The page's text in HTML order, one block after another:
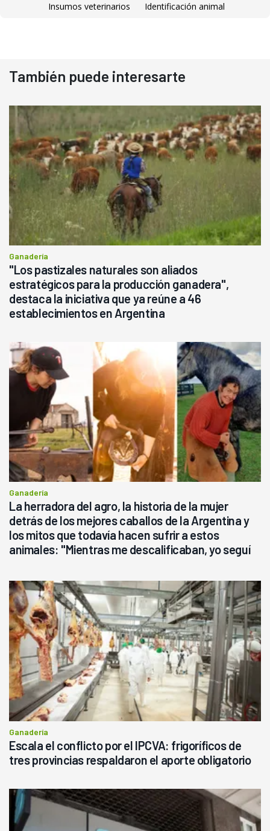
Insumos veterinarios
Identificación animal
También puede interesarte
Ganadería
"Los pastizales naturales son aliados
estratégicos para la producción ganadera",
destaca la iniciativa que ya reúne a 46
establecimientos en Argentina
Ganadería
La herradora del agro, la historia de la mujer
detrás de los mejores caballos de la Argentina y
los mitos que todavía hacen sufrir a estos
animales: "Mientras me descalificaban, yo seguí
Ganadería
Escala el conflicto por el IPCVA: frigoríficos de
tres provincias respaldaron el aporte obligatorio